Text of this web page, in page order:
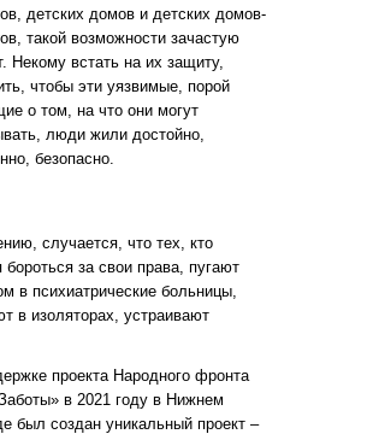
детских домов и детских домов-
такой возможности зачастую
Некому встать на их защиту,
чтобы эти уязвимые, порой
о том, на что они могут
люди жили достойно,
безопасно.
случается, что тех, кто
бороться за свои права, пугают
в психиатрические больницы,
в изоляторах, устраивают
проекта Народного фронта
в 2021 году в Нижнем
был создан уникальный проект –